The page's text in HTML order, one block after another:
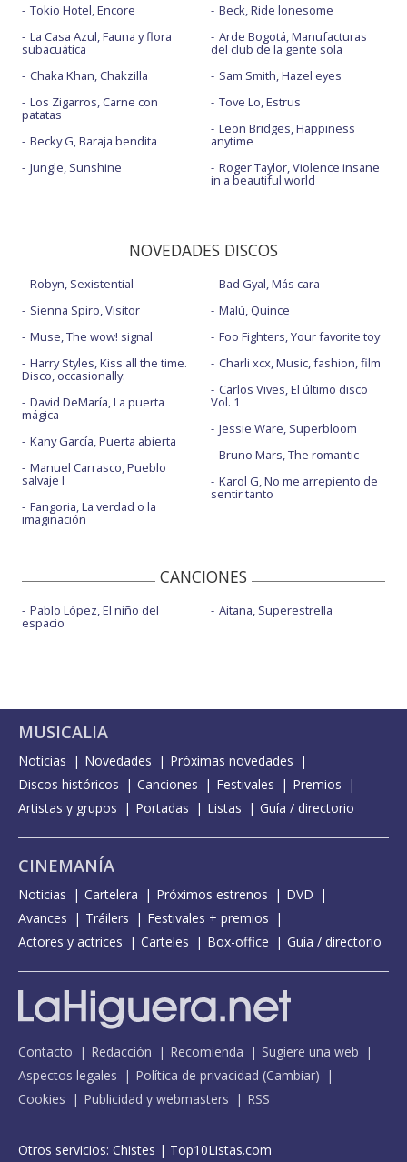
Tokio Hotel, Encore
La Casa Azul, Fauna y flora
subacuática
Chaka Khan, Chakzilla
Los Zigarros, Carne con
patatas
Becky G, Baraja bendita
Jungle, Sunshine
Beck, Ride lonesome
Arde Bogotá, Manufacturas
del club de la gente sola
Sam Smith, Hazel eyes
Tove Lo, Estrus
Leon Bridges, Happiness
anytime
Roger Taylor, Violence insane
in a beautiful world
NOVEDADES DISCOS
Robyn, Sexistential
Sienna Spiro, Visitor
Muse, The wow! signal
Harry Styles, Kiss all the time.
Disco, occasionally.
David DeMaría, La puerta
mágica
Kany García, Puerta abierta
Manuel Carrasco, Pueblo
salvaje I
Fangoria, La verdad o la
imaginación
Bad Gyal, Más cara
Malú, Quince
Foo Fighters, Your favorite toy
Charli xcx, Music, fashion, film
Carlos Vives, El último disco
Vol. 1
Jessie Ware, Superbloom
Bruno Mars, The romantic
Karol G, No me arrepiento de
sentir tanto
CANCIONES
Pablo López, El niño del
espacio
Aitana, Superestrella
MUSICALIA
Noticias Novedades
Próximas novedades
Discos históricos
Canciones Festivales
Premios
Artistas y grupos
Portadas Listas Guía / directorio
CINEMANÍA
Noticias Cartelera Próximos estrenos
DVD
Avances
Tráilers
Festivales + premios
Actores y actrices
Carteles Box-office Guía / directorio
Contacto Redacción Recomienda
Sugiere una web
Aspectos legales
Política de privacidad (Cambiar)
Cookies
Publicidad y webmasters RSS
Otros servicios: Chistes | Top10Listas.com